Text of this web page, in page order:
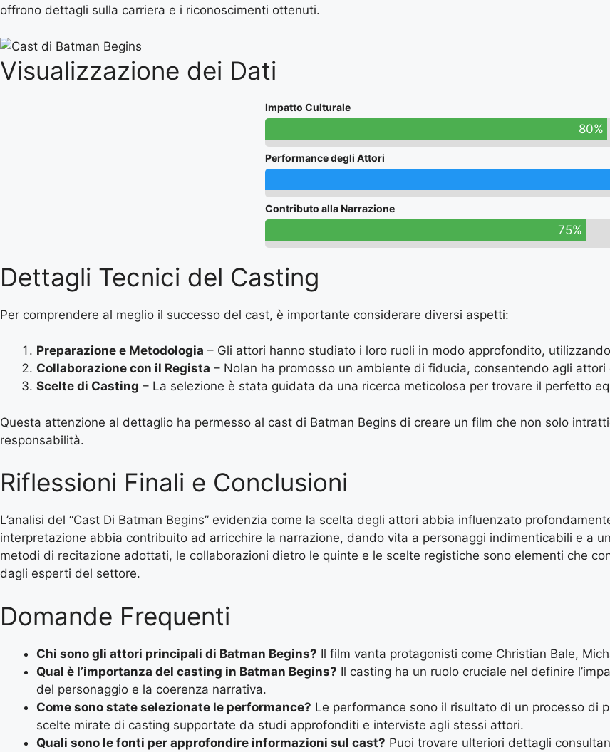
offrono dettagli sulla carriera e i riconoscimenti ottenuti.
Visualizzazione dei Dati
Impatto Culturale
80%
Performance degli Attori
Contributo alla Narrazione
75%
Dettagli Tecnici del Casting
Per comprendere al meglio il successo del cast, è importante considerare diversi aspetti:
Preparazione e Metodologia – Gli attori hanno studiato i loro ruoli in modo approfondito,
Collaborazione con il Regista – Nolan ha promosso un ambiente di fiducia, consentendo agli
Scelte di Casting – La selezione è stata guidata da una ricerca meticolosa per trovare il perfetto
Questa attenzione al dettaglio ha permesso al cast di Batman Begins di creare un film che non solo
responsabilità.
Riflessioni Finali e Conclusioni
L’analisi del “Cast Di Batman Begins” evidenzia come la scelta degli attori abbia influenzato
interpretazione abbia contribuito ad arricchire la narrazione, dando vita a personaggi indimenticabili e a
metodi di recitazione adottati, le collaborazioni dietro le quinte e le scelte registiche sono elementi che
dagli esperti del settore.
Domande Frequenti
Chi sono gli attori principali di Batman Begins? Il film vanta protagonisti come Christian Bale,
Qual è l’importanza del casting in Batman Begins? Il casting ha un ruolo cruciale nel definire
del personaggio e la coerenza narrativa.
Come sono state selezionate le performance? Le performance sono il risultato di un processo di
scelte mirate di casting supportate da studi approfonditi e interviste agli stessi attori.
Quali sono le fonti per approfondire informazioni sul cast? Puoi trovare ulteriori dettagli